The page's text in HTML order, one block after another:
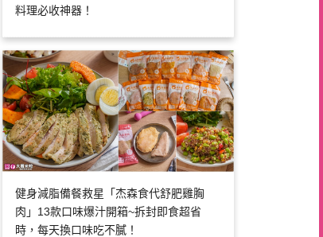
料理必收神器！
健身減脂備餐救星「杰森食代舒肥雞胸
肉」13款口味爆汁開箱~拆封即食超省
時，每天換口味吃不膩！